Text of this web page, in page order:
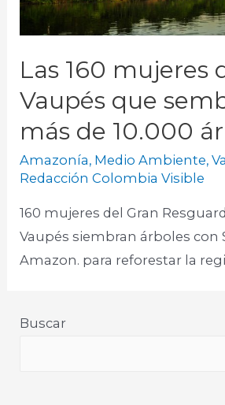
Las 160 mujeres
Vaupés que
más de 10.000
Amazonía, Medio Ambiente,
Redacción Colombia Visible
160 mujeres del Gran
Vaupés siembran árboles con
Amazon. para reforestar la
Buscar